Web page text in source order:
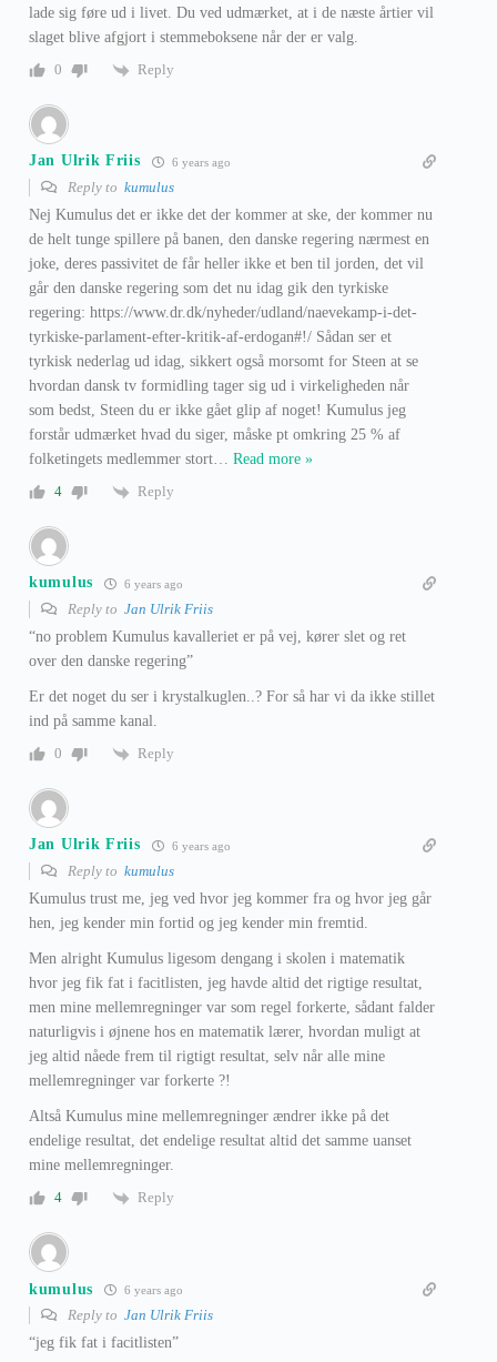
lade sig føre ud i livet. Du ved udmærket, at i de næste årtier vil
slaget blive afgjort i stemmeboksene når der er valg.
0
Reply
Jan Ulrik Friis 6 years ago
Reply to kumulus
Nej Kumulus det er ikke det der kommer at ske, der kommer nu
de helt tunge spillere på banen, den danske regering nærmest en
joke, deres passivitet de får heller ikke et ben til jorden, det vil
går den danske regering som det nu idag gik den tyrkiske
regering: https://www.dr.dk/nyheder/udland/naevekamp-i-det-
tyrkiske-parlament-efter-kritik-af-erdogan#!/ Sådan ser et
tyrkisk nederlag ud idag, sikkert også morsomt for Steen at se
hvordan dansk tv formidling tager sig ud i virkeligheden når
som bedst, Steen du er ikke gået glip af noget! Kumulus jeg
forstår udmærket hvad du siger, måske pt omkring 25 % af
folketingets medlemmer stort
Read more »
4
Reply
kumulus 6 years ago
Reply to Jan Ulrik Friis
“no problem Kumulus kavalleriet er på vej, kører slet og ret
over den danske regering”
Er det noget du ser i krystalkuglen..? For så har vi da ikke stillet
ind på samme kanal.
0
Reply
Jan Ulrik Friis 6 years ago
Reply to kumulus
Kumulus trust me, jeg ved hvor jeg kommer fra og hvor jeg går
hen, jeg kender min fortid og jeg kender min fremtid.
Men alright Kumulus ligesom dengang i skolen i matematik
hvor jeg fik fat i facitlisten, jeg havde altid det rigtige resultat,
men mine mellemregninger var som regel forkerte, sådant falder
naturligvis i øjnene hos en matematik lærer, hvordan muligt at
jeg altid nåede frem til rigtigt resultat, selv når alle mine
mellemregninger var forkerte ?!
Altså Kumulus mine mellemregninger ændrer ikke på det
endelige resultat, det endelige resultat altid det samme uanset
mine mellemregninger.
4
Reply
kumulus 6 years ago
Reply to Jan Ulrik Friis
“jeg fik fat i facitlisten”